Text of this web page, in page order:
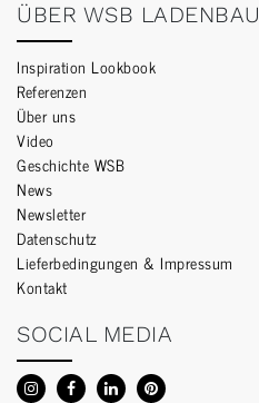
ÜBER WSB LADENBAU
Inspiration Lookbook
Referenzen
Über uns
Video
Geschichte WSB
News
Newsletter
Datenschutz
Lieferbedingungen & Impressum
Kontakt
SOCIAL MEDIA